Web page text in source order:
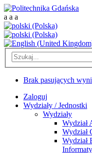
a a a
Brak pasujących
Zaloguj
Wydziały / Jednostki
Wydziały
Wydział
Wydział
Wydział